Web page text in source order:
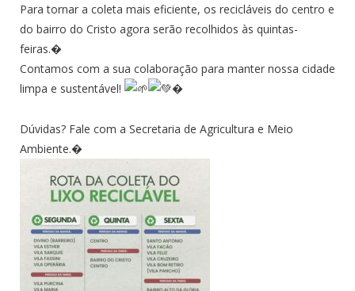
Para tornar a coleta mais eficiente, os recicláveis do centro e
do bairro do Cristo agora serão recolhidos às quintas-
feiras.�
Contamos com a sua colaboração para manter nossa cidade
limpa e sustentável!
�
Dúvidas? Fale com a Secretaria de Agricultura e Meio
Ambiente.�